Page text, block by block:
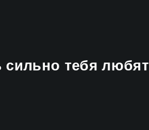
сильно тебя любят